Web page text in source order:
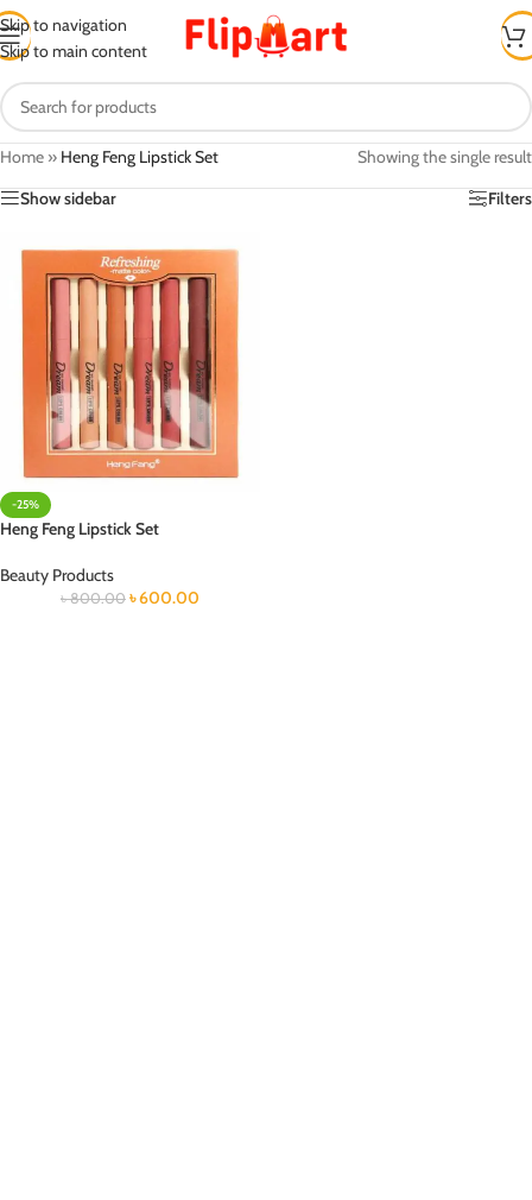
Skip to navigation
Skip to main content
Home » Heng Feng Lipstick Set
Showing the single result
Show sidebar
Filters
-25%
Heng Feng Lipstick Set
Beauty Products
৳800.00 ৳600.00